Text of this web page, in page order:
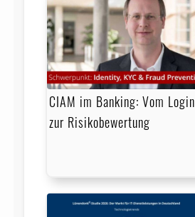
CIAM im Banking: Vom Login
zur Risikobewertung